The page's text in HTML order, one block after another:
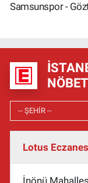
Samsunspor -
Lotus
İnönü